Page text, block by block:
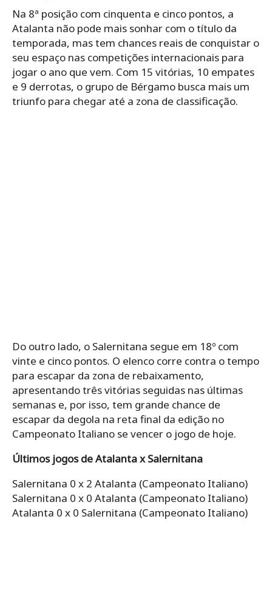
Na 8ª posição com cinquenta e cinco pontos, a
Atalanta não pode mais sonhar com o título da
temporada, mas tem chances reais de conquistar o
seu espaço nas competições internacionais para
jogar o ano que vem. Com 15 vitórias, 10 empates
e 9 derrotas, o grupo de Bérgamo busca mais um
triunfo para chegar até a zona de classificação.
Do outro lado, o Salernitana segue em 18º com
vinte e cinco pontos. O elenco corre contra o tempo
para escapar da zona de rebaixamento,
apresentando três vitórias seguidas nas últimas
semanas e, por isso, tem grande chance de
escapar da degola na reta final da edição no
Campeonato Italiano se vencer o jogo de hoje.
Últimos jogos de Atalanta x Salernitana
Salernitana 0 x 2 Atalanta (Campeonato Italiano)
Salernitana 0 x 0 Atalanta (Campeonato Italiano)
Atalanta 0 x 0 Salernitana (Campeonato Italiano)